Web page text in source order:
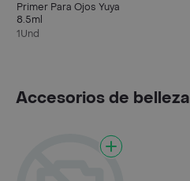
Primer Para Ojos Yuya
8.5ml
1Und
Accesorios de belleza